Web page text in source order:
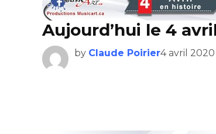
Aujourd’hui le 4
by Claude Poirier4 avril 2020